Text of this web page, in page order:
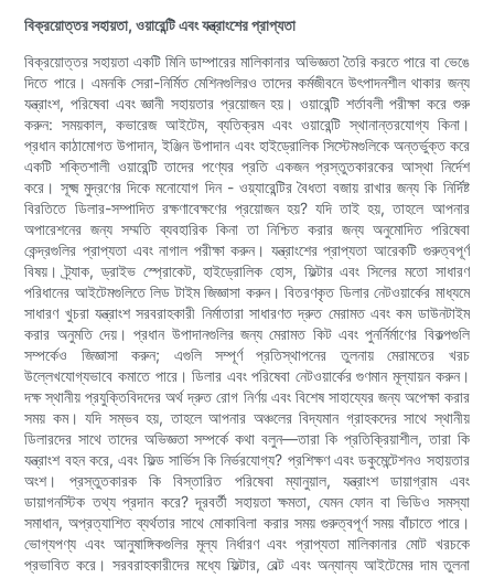
বিক্রয়োত্তর সহায়তা, ওয়ারেন্টি এবং যন্ত্রাংশের প্রাপ্যতা
বিক্রয়োত্তর সহায়তা একটি মিনি ডাম্পারের মালিকানার অভিজ্ঞতা তৈরি করতে পারে বা ভেঙে
দিতে পারে। এমনকি সেরা-নির্মিত মেশিনগুলিরও তাদের কর্মজীবনে উৎপাদনশীল থাকার জন্য
যন্ত্রাংশ, পরিষেবা এবং জ্ঞানী সহায়তার প্রয়োজন হয়। ওয়ারেন্টি শর্তাবলী পরীক্ষা করে শুরু
করুন: সময়কাল, কভারেজ আইটেম, ব্যতিক্রম এবং ওয়ারেন্টি স্থানান্তরযোগ্য কিনা।
প্রধান কাঠামোগত উপাদান, ইঞ্জিন উপাদান এবং হাইড্রোলিক সিস্টেমগুলিকে অন্তর্ভুক্ত করে
একটি শক্তিশালী ওয়ারেন্টি তাদের পণ্যের প্রতি একজন প্রস্তুতকারকের আস্থা নির্দেশ
করে। সূক্ষ্ম মুদ্রণের দিকে মনোযোগ দিন - ওয়্যারেন্টির বৈধতা বজায় রাখার জন্য কি নির্দিষ্ট
বিরতিতে ডিলার-সম্পাদিত রক্ষণাবেক্ষণের প্রয়োজন হয়? যদি তাই হয়, তাহলে আপনার
অপারেশনের জন্য সম্মতি ব্যবহারিক কিনা তা নিশ্চিত করার জন্য অনুমোদিত পরিষেবা
কেন্দ্রগুলির প্রাপ্যতা এবং নাগাল পরীক্ষা করুন। যন্ত্রাংশের প্রাপ্যতা আরেকটি গুরুত্বপূর্ণ
বিষয়। ট্র্যাক, ড্রাইভ স্প্রোকেট, হাইড্রোলিক হোস, ফিল্টার এবং সিলের মতো সাধারণ
পরিধানের আইটেমগুলিতে লিড টাইম জিজ্ঞাসা করুন। বিতরণকৃত ডিলার নেটওয়ার্কের মাধ্যমে
সাধারণ খুচরা যন্ত্রাংশ সরবরাহকারী নির্মাতারা সাধারণত দ্রুত মেরামত এবং কম ডাউনটাইম
করার অনুমতি দেয়। প্রধান উপাদানগুলির জন্য মেরামত কিট এবং পুনর্নির্মাণের বিকল্পগুলি
সম্পর্কেও জিজ্ঞাসা করুন; এগুলি সম্পূর্ণ প্রতিস্থাপনের তুলনায় মেরামতের খরচ
উল্লেখযোগ্যভাবে কমাতে পারে। ডিলার এবং পরিষেবা নেটওয়ার্কের গুণমান মূল্যায়ন করুন।
দক্ষ স্থানীয় প্রযুক্তিবিদদের অর্থ দ্রুত রোগ নির্ণয় এবং বিশেষ সাহায্যের জন্য অপেক্ষা করার
সময় কম। যদি সম্ভব হয়, তাহলে আপনার অঞ্চলের বিদ্যমান গ্রাহকদের সাথে স্থানীয়
ডিলারদের সাথে তাদের অভিজ্ঞতা সম্পর্কে কথা বলুন—তারা কি প্রতিক্রিয়াশীল, তারা কি
যন্ত্রাংশ বহন করে, এবং ফিল্ড সার্ভিস কি নির্ভরযোগ্য? প্রশিক্ষণ এবং ডকুমেন্টেশনও সহায়তার
অংশ। প্রস্তুতকারক কি বিস্তারিত পরিষেবা ম্যানুয়াল, যন্ত্রাংশ ডায়াগ্রাম এবং
ডায়াগনস্টিক তথ্য প্রদান করে? দূরবর্তী সহায়তা ক্ষমতা, যেমন ফোন বা ভিডিও সমস্যা
সমাধান, অপ্রত্যাশিত ব্যর্থতার সাথে মোকাবিলা করার সময় গুরুত্বপূর্ণ সময় বাঁচাতে পারে।
ভোগ্যপণ্য এবং আনুষাঙ্গিকগুলির মূল্য নির্ধারণ এবং প্রাপ্যতা মালিকানার মোট খরচকে
প্রভাবিত করে। সরবরাহকারীদের মধ্যে ফিল্টার, বেল্ট এবং অন্যান্য আইটেমের দাম তুলনা